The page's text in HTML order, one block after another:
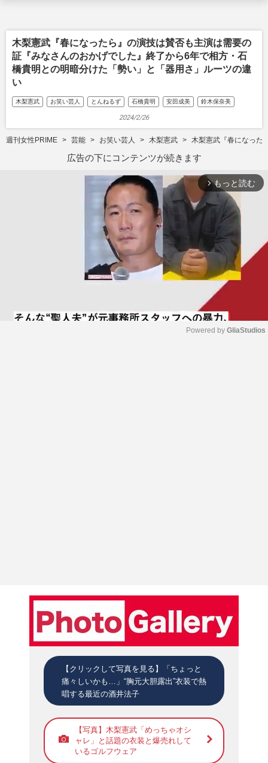
木梨憲武『春になったら』の演技は賛否も主演は需要の
証『みなさんのおかげでした』終了から6年で相方・石
橋貴明との明暗分けた「勢い」と「器用さ」ルーツの違
い
木梨憲武 お笑い芸人 とんねるず 石橋貴明 安田成美 鈴木保奈美
2024/2/26
週刊女性PRIME 芸能 お笑い芸人 木梨憲武 木梨憲武『春になった
広告の下にコンテンツが続きます
arrow_forward_ios もっと読む
Powered by GliaStudios
【クリックして写真を見る】「ちょっと
痛々しいかも…」“胸元大胆露出”衣装で熱
唱する最近の酒井法子
【写真】木梨憲武「めっちゃオシ
ャレ」と話題の衣装と爆売れして
いるゴルフウェア